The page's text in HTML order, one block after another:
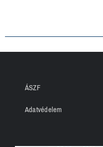
ÁSZF
Adatvédelem